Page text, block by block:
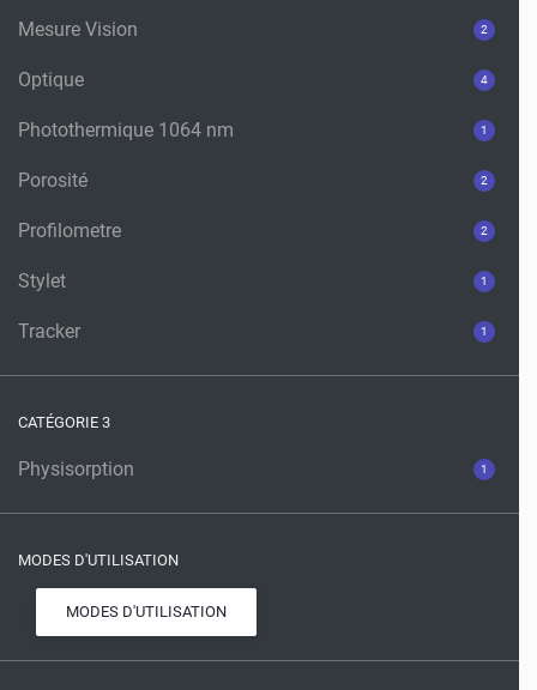
Mesure Vision 2
Optique 4
Photothermique 1064 nm 1
Porosité 2
Profilometre 2
Stylet 1
Tracker 1
CATÉGORIE 3
Physisorption 1
MODES D'UTILISATION
MODES D'UTILISATION